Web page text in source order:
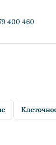
400 460